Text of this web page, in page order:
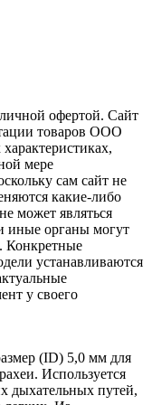
офертой. Сайт
товаров ООО
мере
сам сайт не
какие-либо
может являться
иные органы могут
Конкретные
устанавливаются
у своего
(ID) 5,0 мм для
Используется
дыхательных путей,